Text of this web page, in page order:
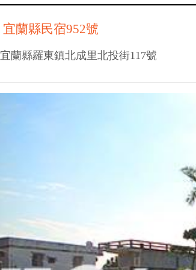
宜蘭縣民宿952號
宜蘭縣羅東鎮北成里北投街117號